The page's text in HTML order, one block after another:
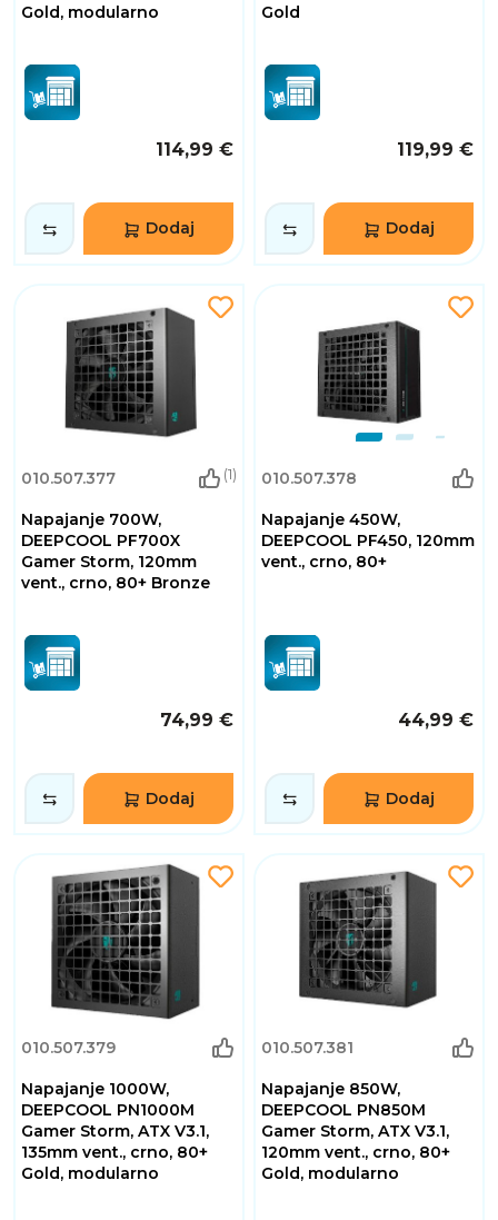
Gold, modularno
114,99 €
Dodaj
Gold
119,99 €
Dodaj
010.507.377 (1)
Napajanje 700W,
DEEPCOOL PF700X
Gamer Storm, 120mm
vent., crno, 80+ Bronze
74,99 €
Dodaj
010.507.378
Napajanje 450W,
DEEPCOOL PF450, 120mm
vent., crno, 80+
44,99 €
Dodaj
010.507.379
Napajanje 1000W,
DEEPCOOL PN1000M
Gamer Storm, ATX V3.1,
135mm vent., crno, 80+
Gold, modularno
010.507.381
Napajanje 850W,
DEEPCOOL PN850M
Gamer Storm, ATX V3.1,
120mm vent., crno, 80+
Gold, modularno